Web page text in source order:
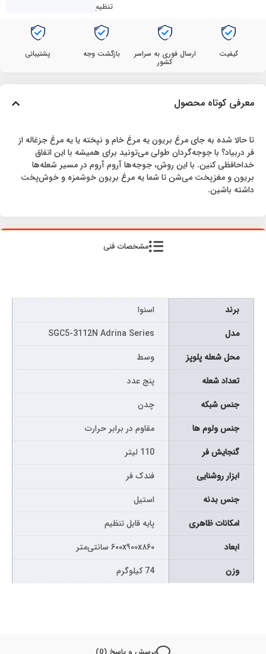
تنظیم
کیفیت ارسال فوری به سراسر
کشور
بازگشت وجه پشتیبانی
معرفی کوتاه محصول
تا حالا شده به جای مرغ بریون یه مرغ خام و نپخته یا یه مرغ جزغاله از
فر دربیاد؟ با جوجه‌گردان طولی می‌تونید برای همیشه با این اتفاق
خداحافظی کنین. با این روش، جوجه‌ها آروم آروم در مسیر شعله‌ها
بریون و مغزپخت می‌شن تا شما یه مرغ بریون خوشمزه و خوش‌پخت
داشته باشین.
مشخصات فنی
برند
اسنوا
مدل
SGC5-3112N Adrina Series
محل شعله پلوپز
وسط
تعداد شعله
پنج عدد
جنس شبکه
چدن
جنس ولوم ها
مقاوم در برابر حرارت
گنجایش فر
110 لیتر
ابزار روشنایی
فندک فر
جنس بدنه
استیل
امکانات ظاهری
پایه قابل تنظیم
ابعاد
۶۰۰x۹۰۰x۸۶۰ سانتی‌متر
وزن
74 کیلوگرم